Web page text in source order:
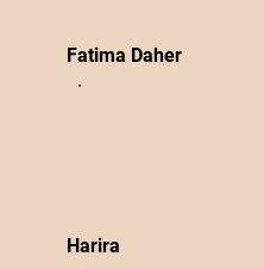
Fatima Daher
Harira